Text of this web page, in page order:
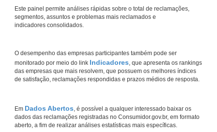
Este painel permite análises rápidas sobre o total de reclamações,
segmentos, assuntos e problemas mais reclamados e
indicadores consolidados.
O desempenho das empresas participantes também pode ser
monitorado por meio do link Indicadores, que apresenta os rankings
das empresas que mais resolvem, que possuem os melhores índices
de satisfação, reclamações respondidas e prazos médios de resposta.
Em Dados Abertos, é possível a qualquer interessado baixar os
dados das reclamações registradas no Consumidor.gov.br, em formato
aberto, a fim de realizar análises estatísticas mais específicas.